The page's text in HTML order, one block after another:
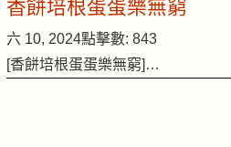
香餅培根蛋蛋樂無窮
六 10, 2024點擊數: 843
[香餅培根蛋蛋樂無窮]…